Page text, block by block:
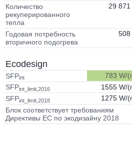
Количество
рекуперированного
тепла
29 871
Годовая потребность
вторичного подогрева
508
Ecodesign
SFPint
783 W/
SFPint_limit,2016
1555 W/
SFPint_limit,2018
1275 W/
Блок соответствует требованиям
Директивы ЕС по экодизайну 2018